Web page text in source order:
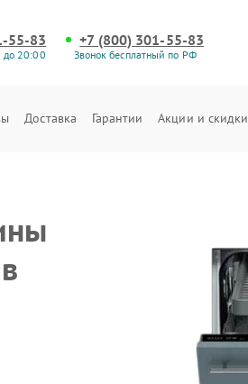
55-83
до 20:00
+7 (800) 301-55-83
Звонок бесплатный по РФ
Доставка Гарантии Акции и скидки